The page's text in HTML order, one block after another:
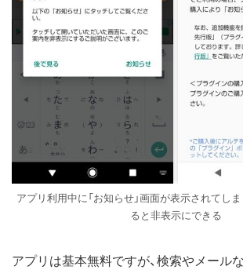
アプリ利用中に「お知らせ」画面が表示されてし
ると非表示にできる
アプリは基本無料ですが、検索やメール